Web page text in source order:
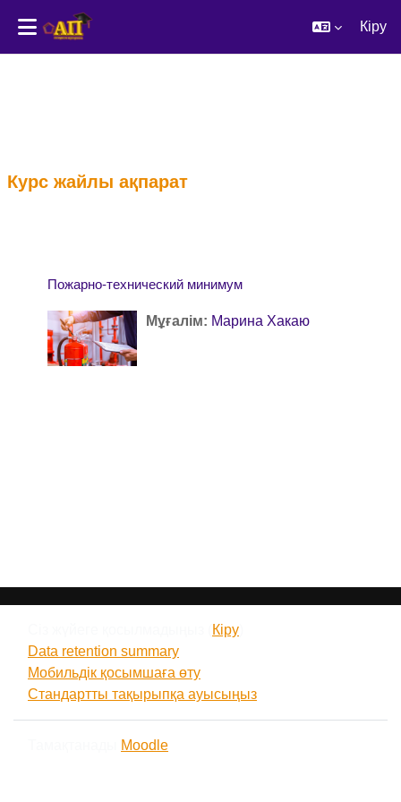
Кіру
Курс жайлы ақпарат
Пожарно-технический минимум
Мұғалім: Марина Хакаю
Кіру
Data retention summary
Мобильдік қосымшаға өту
Стандартты тақырыпқа ауысыңыз
Moodle